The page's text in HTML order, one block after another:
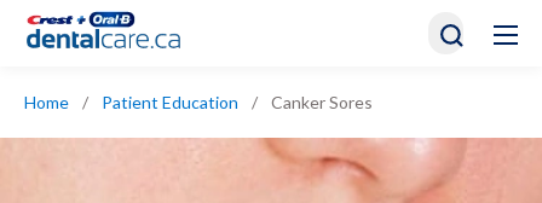
Home / Patient Education / Canker Sores